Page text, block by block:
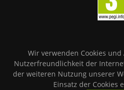
Wir verwenden Cookies und
Nutzerfreundlichkeit der
der weiteren Nutzung unserer
Einsatz der Cookies